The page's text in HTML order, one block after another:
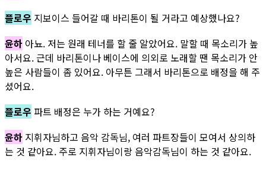
플로우 지보이스 들어갈 때 바리톤이 될 거라고 예상했나요?
윤하 아뇨. 저는 원래 테너를 할 줄 알았어요. 말할 때 목소리가 높
아서요. 근데 바리톤이나 베이스에 의외로 노래할 땐 목소리가 안
높은 사람들이 좀 있어요. 아무튼 그래서 바리톤으로 배정을 해 주
셨어요.
플로우 파트 배정은 누가 하는 거예요?
윤하 지휘자님하고 음악 감독님, 여러 파트장들이 모여서 상의하
는 것 같아요. 주로 지휘자님이랑 음악감독님이 하는 것 같아요.